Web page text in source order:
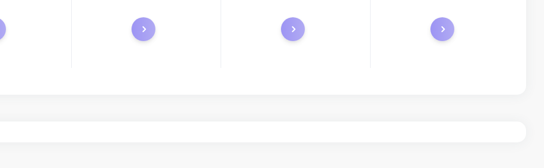
care o putem furniza.
Comandă
Plătește acum
telefon, prin e-mail sau prin chat live.
Tichete de suport